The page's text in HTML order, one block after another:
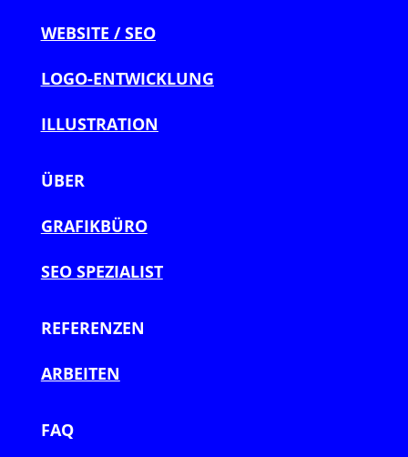
WEBSITE / SEO
LOGO-ENTWICKLUNG
ILLUSTRATION
ÜBER
GRAFIKBÜRO
SEO SPEZIALIST
REFERENZEN
ARBEITEN
FAQ